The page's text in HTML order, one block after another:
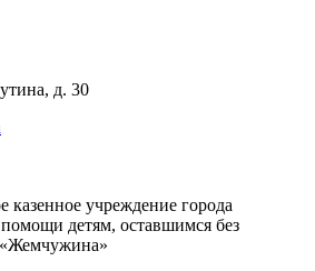
д. 30
учреждение города
детям, оставшимся без
«Жемчужина»